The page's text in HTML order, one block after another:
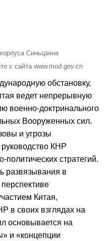
Синьцзяна
с сайта www.mod.gov.cn
обстановку,
ведет непрерывную
военно-доктринального
Вооруженных сил.
и угрозы
КНР
политических стратегий.
развязывания в
Китая,
в своих взглядах на
основывается на
и «концепции